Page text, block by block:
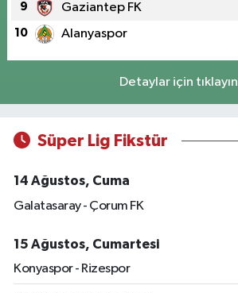
9 Gaziantep FK
10 Alanyaspor
Detaylar için tıklayın
Süper Lig Fikstür
14 Ağustos, Cuma
Galatasaray - Çorum FK
15 Ağustos, Cumartesi
Konyaspor - Rizespor